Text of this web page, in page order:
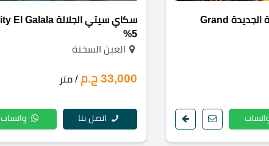
جراند سكوير العاصمة الإدارية الجديدة Grand
5%
العين السخنة
33,000 ج.م / متر
اتصل بنا واتساب